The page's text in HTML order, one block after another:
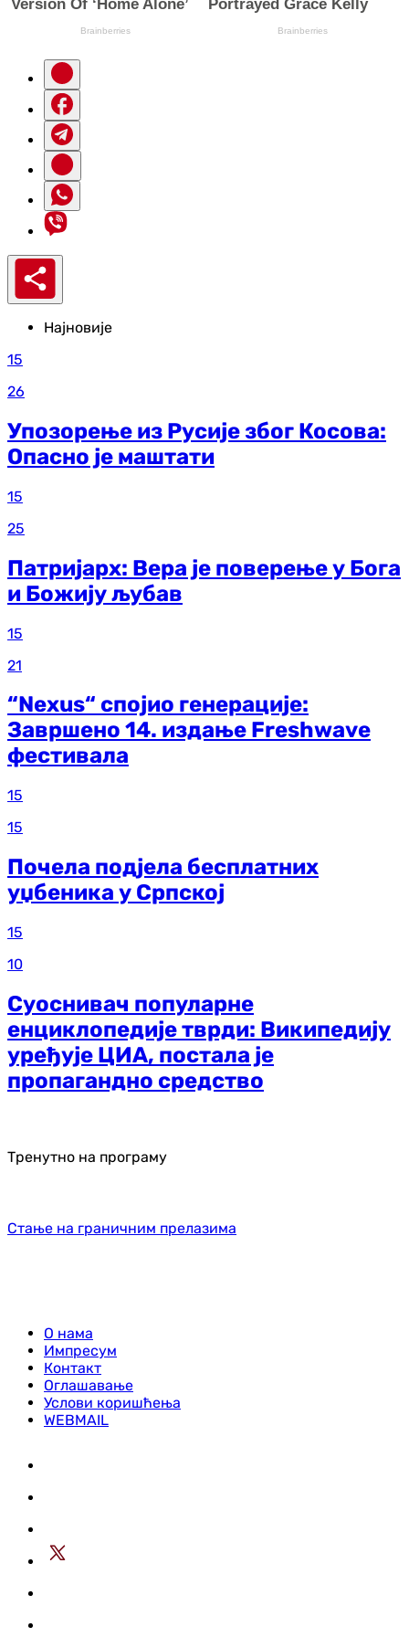
Најновије
15
26
Упозорење из Русије због Косова:
Опасно је маштати
15
25
Патријарх: Вера је поверење у Бога
и Божију љубав
15
21
“Nexus“ спојио генерације:
Завршено 14. издање Freshwave
фестивала
15
15
Почела подјела бесплатних
уџбеника у Српској
15
10
Суоснивач популарне
енциклопедије тврди: Википедију
уређује ЦИА, постала је
пропагандно средство
Тренутно на програму
Стање на граничним прелазима
О нама
Импресум
Контакт
Оглашавање
Услови коришћења
WEBMAIL